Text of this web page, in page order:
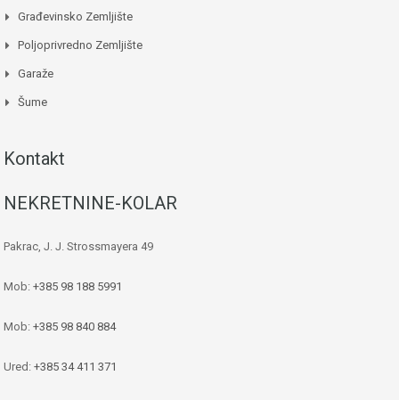
Građevinsko Zemljište
Poljoprivredno Zemljište
Garaže
Šume
Kontakt
NEKRETNINE-KOLAR
Pakrac, J. J. Strossmayera 49
Mob: +385 98 188 5991
Mob: +385 98 840 884
Ured: +385 34 411 371